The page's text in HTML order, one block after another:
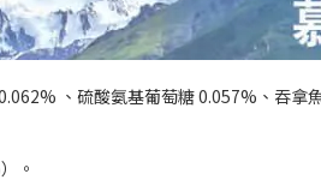
、硫酸氨基葡萄糖 0.057%、吞拿
。